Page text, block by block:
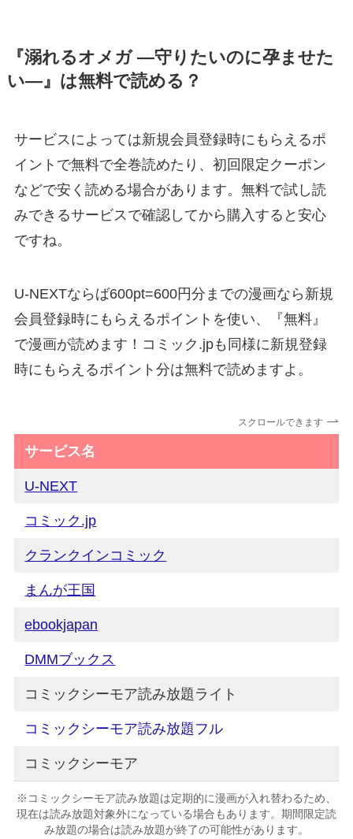
『溺れるオメガ ―守りたいのに孕ませた
い―』は無料で読める？
サービスによっては新規会員登録時にもらえるポ
イントで無料で全巻読めたり、初回限定クーポン
などで安く読める場合があります。無料で試し読
みできるサービスで確認してから購入すると安心
ですね。
U-NEXTならば600pt=600円分までの漫画なら新規
会員登録時にもらえるポイントを使い、『無料』
で漫画が読めます！コミック.jpも同様に新規登録
時にもらえるポイント分は無料で読めますよ。
スクロールできます
サービス名
U-NEXT
コミック.jp
クランクインコミック
まんが王国
ebookjapan
DMMブックス
コミックシーモア読み放題ライト
コミックシーモア読み放題フル
コミックシーモア
※コミックシーモア読み放題は定期的に漫画が入れ替わるため、
現在は読み放題対象外になっている場合もあります。期間限定読
み放題の場合は読み放題が終了の可能性があります。